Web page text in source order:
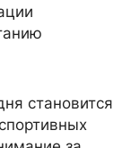
становится